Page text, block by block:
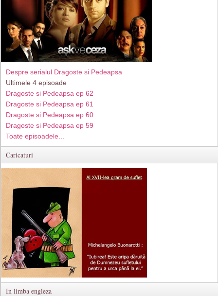
Despre serialul Dragoste si Pedeapsa
Ultimele 4 episoade
Dragoste si Pedeapsa ep 62
Dragoste si Pedeapsa ep 61
Dragoste si Pedeapsa ep 60
Dragoste si Pedeapsa ep 59
Toate episoadele...
Caricaturi
In limba engleza